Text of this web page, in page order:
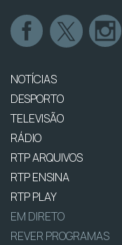
NOTÍCIAS
DESPORTO
TELEVISÃO
RÁDIO
RTP ARQUIVOS
RTP ENSINA
RTP PLAY
EM DIRETO
REVER PROGRAMAS